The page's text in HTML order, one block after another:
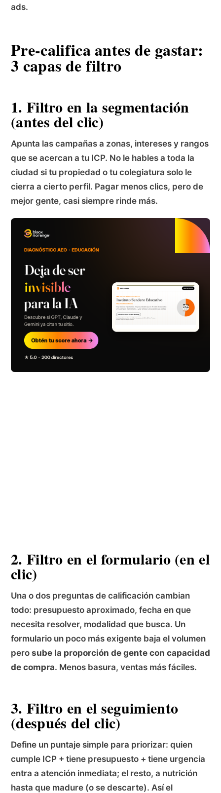
ads.
Pre-califica antes de gastar:
3 capas de filtro
1. Filtro en la segmentación
(antes del clic)
Apunta las campañas a zonas, intereses y rangos
que se acercan a tu ICP. No le hables a toda la
ciudad si tu propiedad o tu colegiatura solo le
cierra a cierto perfil. Pagar menos clics, pero de
mejor gente, casi siempre rinde más.
2. Filtro en el formulario (en el
clic)
Una o dos preguntas de calificación cambian
todo: presupuesto aproximado, fecha en que
necesita resolver, modalidad que busca. Un
formulario un poco más exigente baja el volumen
pero sube la proporción de gente con capacidad
de compra. Menos basura, ventas más fáciles.
3. Filtro en el seguimiento
(después del clic)
Define un puntaje simple para priorizar: quien
cumple ICP + tiene presupuesto + tiene urgencia
entra a atención inmediata; el resto, a nutrición
hasta que madure (o se descarte). Así el